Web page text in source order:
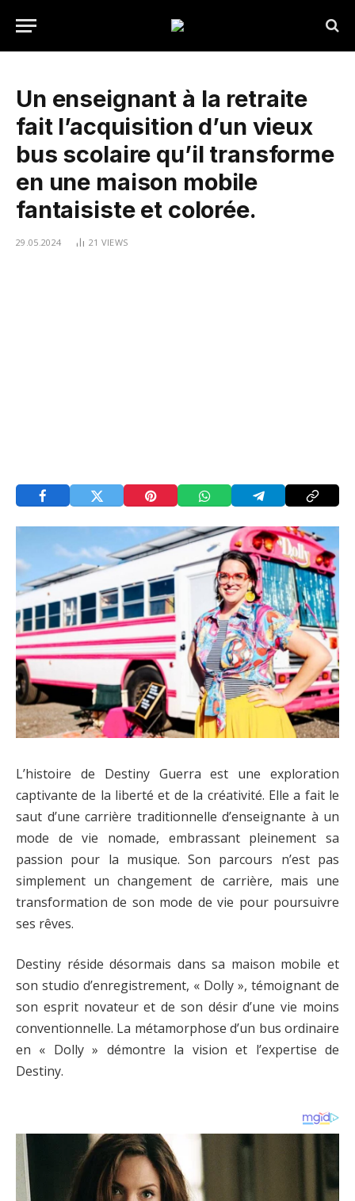
Un enseignant à la retraite
fait l’acquisition d’un vieux
bus scolaire qu’il transforme
en une maison mobile
fantaisiste et colorée.
29.05.2024 21 VIEWS
L’histoire de Destiny Guerra est une exploration
captivante de la liberté et de la créativité. Elle a fait le
saut d’une carrière traditionnelle d’enseignante à un
mode de vie nomade, embrassant pleinement sa
passion pour la musique. Son parcours n’est pas
simplement un changement de carrière, mais une
transformation de son mode de vie pour poursuivre
ses rêves.
Destiny réside désormais dans sa maison mobile et
son studio d’enregistrement, « Dolly », témoignant de
son esprit novateur et de son désir d’une vie moins
conventionnelle. La métamorphose d’un bus ordinaire
en « Dolly » démontre la vision et l’expertise de
Destiny.